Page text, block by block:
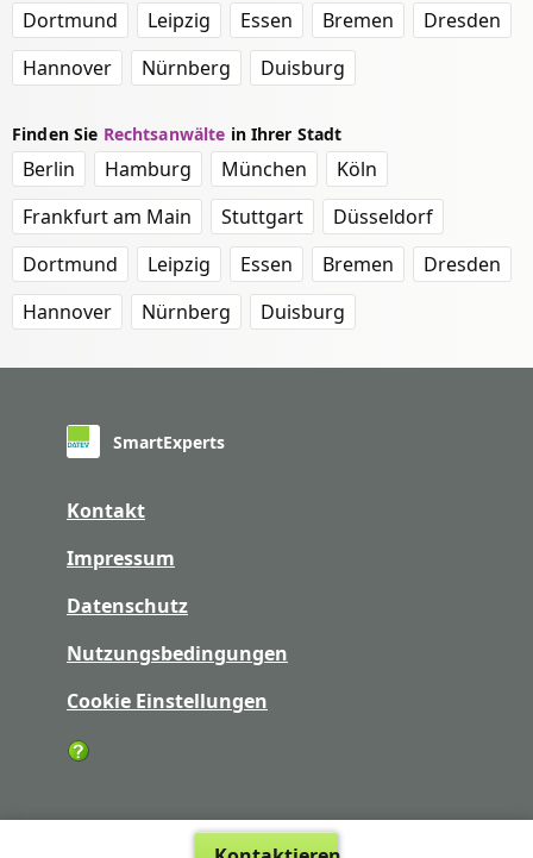
Dortmund
Leipzig Essen Bremen
Dresden
Hannover
Nürnberg Duisburg
Finden Sie Rechtsanwälte in Ihrer Stadt
Berlin Hamburg München
Köln
Frankfurt am Main
Stuttgart
Düsseldorf
Dortmund
Leipzig Essen Bremen
Dresden
Hannover
Nürnberg Duisburg
SmartExperts
Kontakt
Impressum
Datenschutz
Nutzungsbedingungen
Cookie Einstellungen